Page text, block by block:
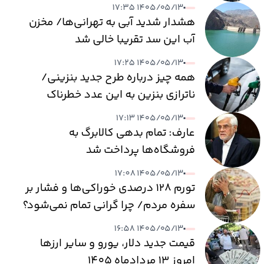
۱۴۰۵/۰۵/۱۳ ۱۷:۳۵
هشدار شدید آبی به تهرانی‌ها/ مخزن
آب این سد تقریبا خالی شد
۱۴۰۵/۰۵/۱۳ ۱۷:۲۵
همه چیز درباره طرح جدید بنزینی/
ناترازی بنزین به این عدد خطرناک
می‌رسد
۱۴۰۵/۰۵/۱۳ ۱۷:۱۳
عارف: تمام بدهی کالابرگ به
فروشگاه‌ها پرداخت شد
۱۴۰۵/۰۵/۱۳ ۱۷:۰۸
تورم ۱۲۸ درصدی خوراکی‌ها و فشار بر
سفره مردم/ چرا گرانی تمام نمی‌شود؟
۱۴۰۵/۰۵/۱۳ ۱۶:۵۸
قیمت جدید دلار، یورو و سایر ارزها